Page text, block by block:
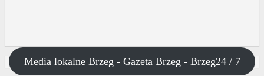
Media lokalne Brzeg - Gazeta Brzeg - Brzeg24 / 7